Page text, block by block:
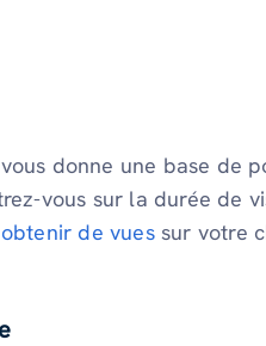
donne une base de
vous sur la durée de
de vuessur votre